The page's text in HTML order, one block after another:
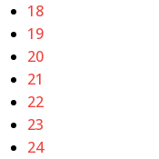
18
19
20
21
22
23
24